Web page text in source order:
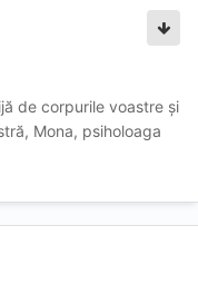
de corpurile voastre și
Mona, psiholoaga